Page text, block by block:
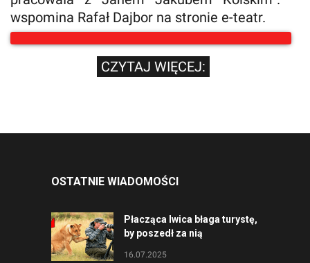
wspomina Rafał Dajbor na stronie e-teatr.
CZYTAJ WIĘCEJ:
OSTATNIE WIADOMOŚCI
Płacząca lwica błaga turystę,
by poszedł za nią
16.07.2025